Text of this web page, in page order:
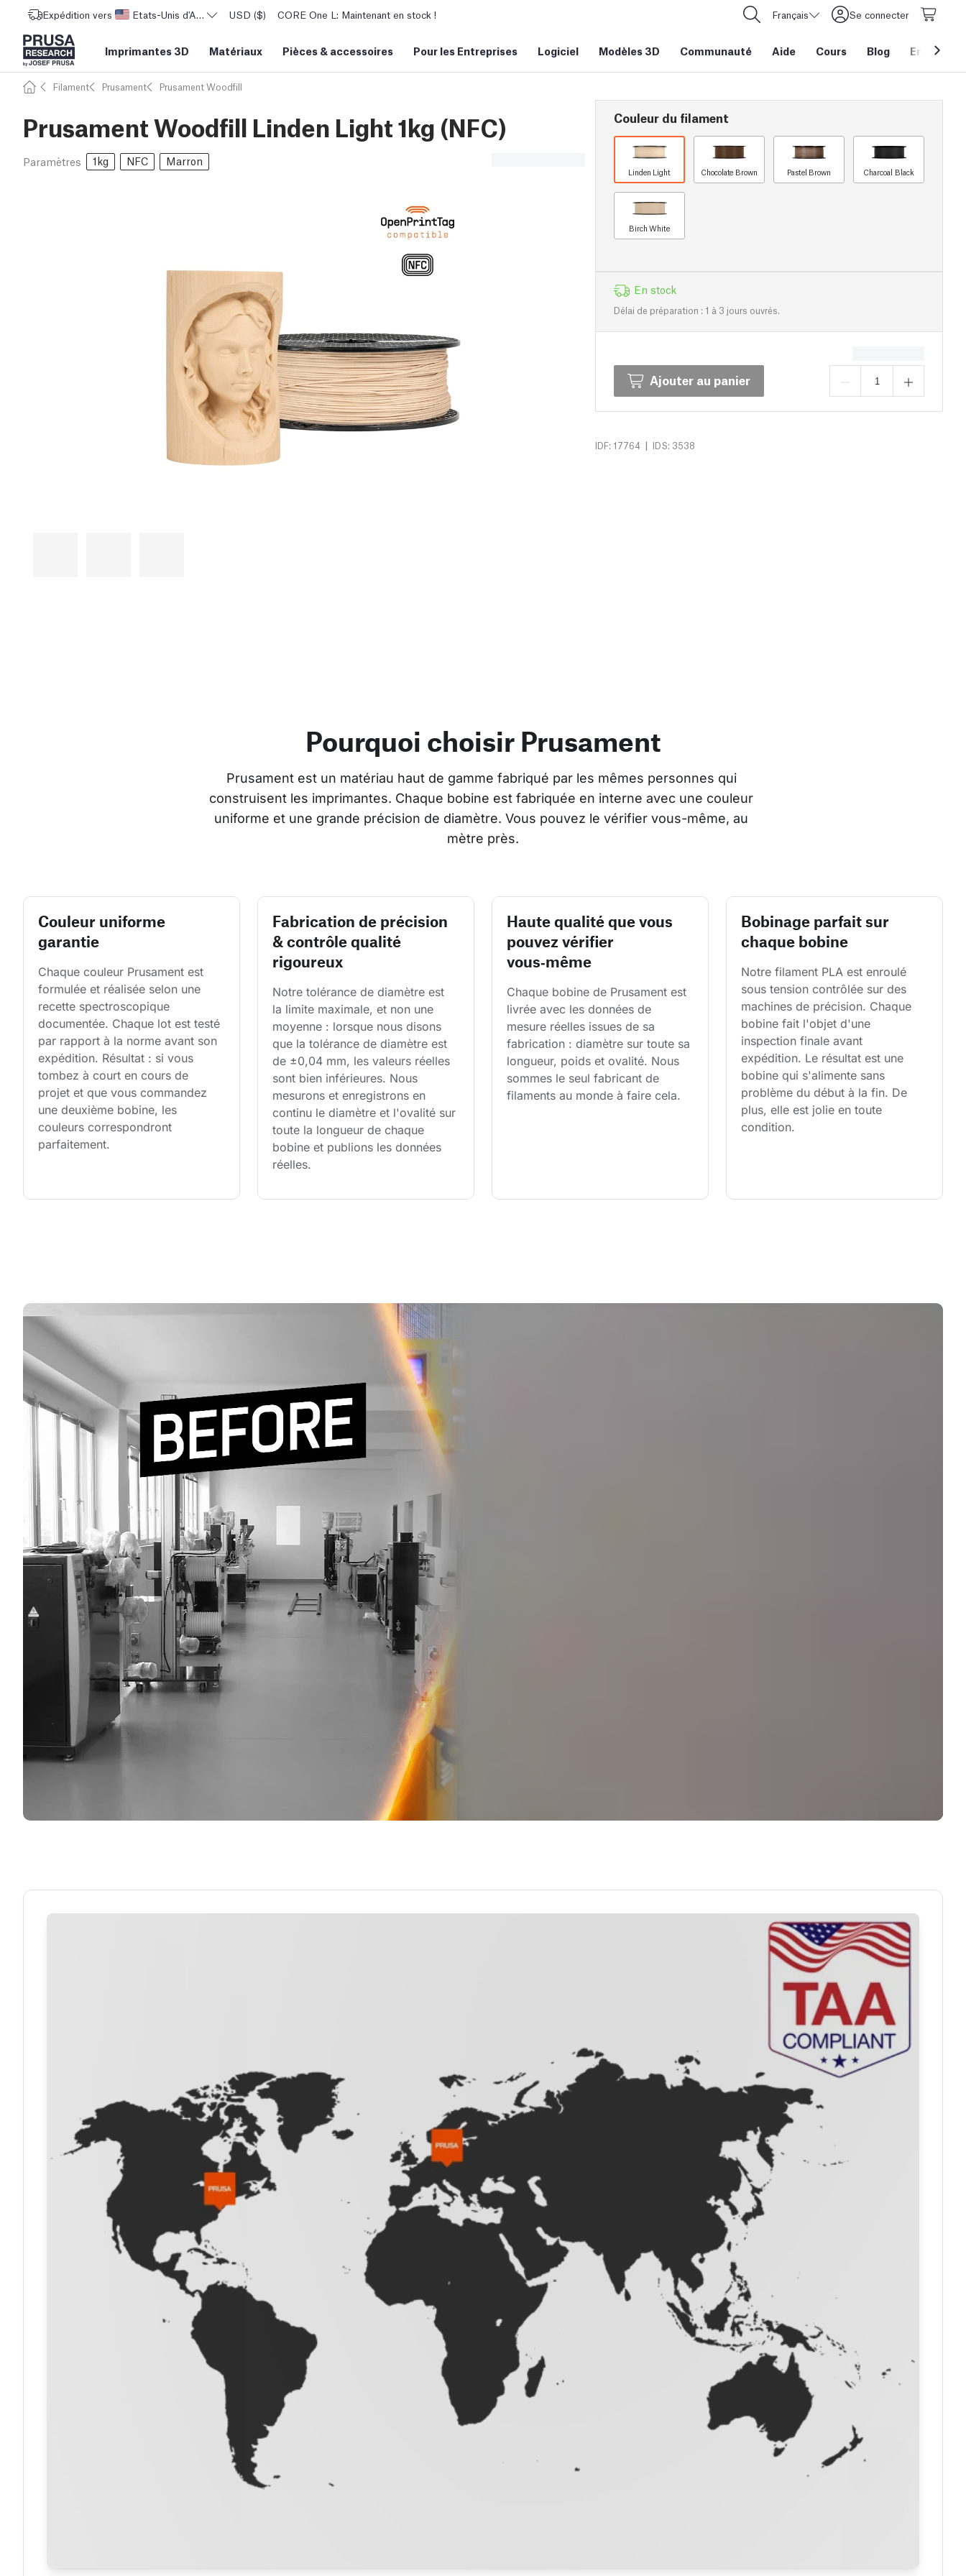
Expédition vers Etats-Unis d'AmériqueUSD ($) CORE One L: Maintenant en stock ! Français Se connecter
Imprimantes 3D Matériaux Pièces & accessoires Pour les Entreprises Logiciel Modèles 3D Communauté Aide Cours Blog Entreprise
Filament Prusament Prusament Woodfill
Prusament Woodfill Linden Light 1kg (NFC)
Paramètres 1kg NFC Marron
Couleur du filament
Linden Light Chocolate Brown Pastel Brown Charcoal Black
Birch White
En stock
Délai de préparation : 1 à 3 jours ouvrés.
Ajouter au panier
IDF: 17764 | IDS: 3538
Pourquoi choisir Prusament
Prusament est un matériau haut de gamme fabriqué par les mêmes personnes qui
construisent les imprimantes. Chaque bobine est fabriquée en interne avec une couleur
uniforme et une grande précision de diamètre. Vous pouvez le vérifier vous-même, au
mètre près.
Couleur uniforme
garantie
Chaque couleur Prusament est
formulée et réalisée selon une
recette spectroscopique
documentée. Chaque lot est testé
par rapport à la norme avant son
expédition. Résultat : si vous
tombez à court en cours de
projet et que vous commandez
une deuxième bobine, les
couleurs correspondront
parfaitement.
Fabrication de précision
& contrôle qualité
rigoureux
Notre tolérance de diamètre est
la limite maximale, et non une
moyenne : lorsque nous disons
que la tolérance de diamètre est
de ±0,04 mm, les valeurs réelles
sont bien inférieures. Nous
mesurons et enregistrons en
continu le diamètre et l'ovalité sur
toute la longueur de chaque
bobine et publions les données
réelles.
Haute qualité que vous
pouvez vérifier
vous‑même
Chaque bobine de Prusament est
livrée avec les données de
mesure réelles issues de sa
fabrication : diamètre sur toute sa
longueur, poids et ovalité. Nous
sommes le seul fabricant de
filaments au monde à faire cela.
Bobinage parfait sur
chaque bobine
Notre filament PLA est enroulé
sous tension contrôlée sur des
machines de précision. Chaque
bobine fait l'objet d'une
inspection finale avant
expédition. Le résultat est une
bobine qui s'alimente sans
problème du début à la fin. De
plus, elle est jolie en toute
condition.